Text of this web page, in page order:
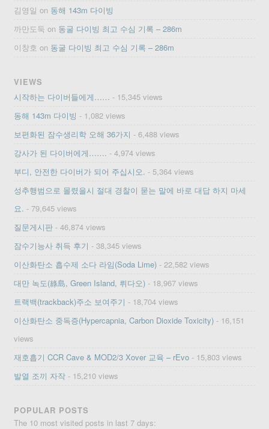
김영일 on 동해 143m 다이빙
까만도둑 on 동굴 다이빙 최고 수심 기록 – 286m
이창호 on 동굴 다이빙 최고 수심 기록 – 286m
VIEWS
시작하는 다이버들에게…… - 15,345 views
동해 143m 다이빙 - 1,082 views
보편화된 잠수생리학 오해 36가지 - 6,488 views
강사가 된 다이버에게……. - 4,974 views
부디, 안전한 다이버가 되어 주십시오. - 5,364 views
성추행범으로 몰렸을시 절대 경찰이 묻는 말에 바로 대답 하지 마세
요. - 79,645 views
질문게시판 - 46,874 views
잠수기능사 취득 후기 - 38,345 views
이산화탄소 흡수제 소다 라임(Soda Lime) - 22,582 views
대만 녹도(綠島, Green Island, 뤼다오) - 18,967 views
트랙백(trackback)주소 보여주기 - 18,704 views
이산화탄소 중독증(Hypercapnia, Carbon Dioxide Toxicity) - 16,151
views
재호흡기 CCR Cave & MOD2/3 Xover 교육 – rEvo - 15,803 views
발열 조끼 자작 - 15,210 views
POPULAR POSTS
The 10 most visited posts in last 7 days: